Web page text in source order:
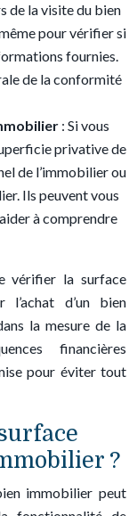
de la visite du bien
pour vérifier si
fournies.
de la conformité
: Si vous
privative de
de l’immobilier ou
Ils peuvent vous
à comprendre
vérifier la surface
d’un bien
la mesure de la
financières
pour éviter tout
?
immobilier peut